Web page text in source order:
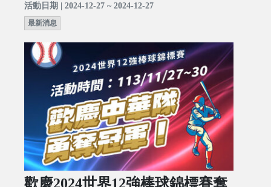
活動日期 | 2024-12-27 ~ 2024-12-27
最新消息
歡慶2024世界12強棒球錦標賽奪